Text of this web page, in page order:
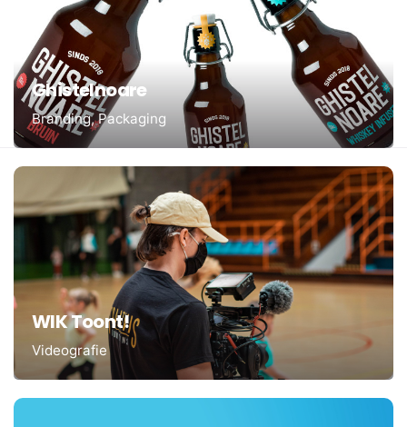
Ghistelnoare
Branding Packaging
WIK Toont!
Videografie